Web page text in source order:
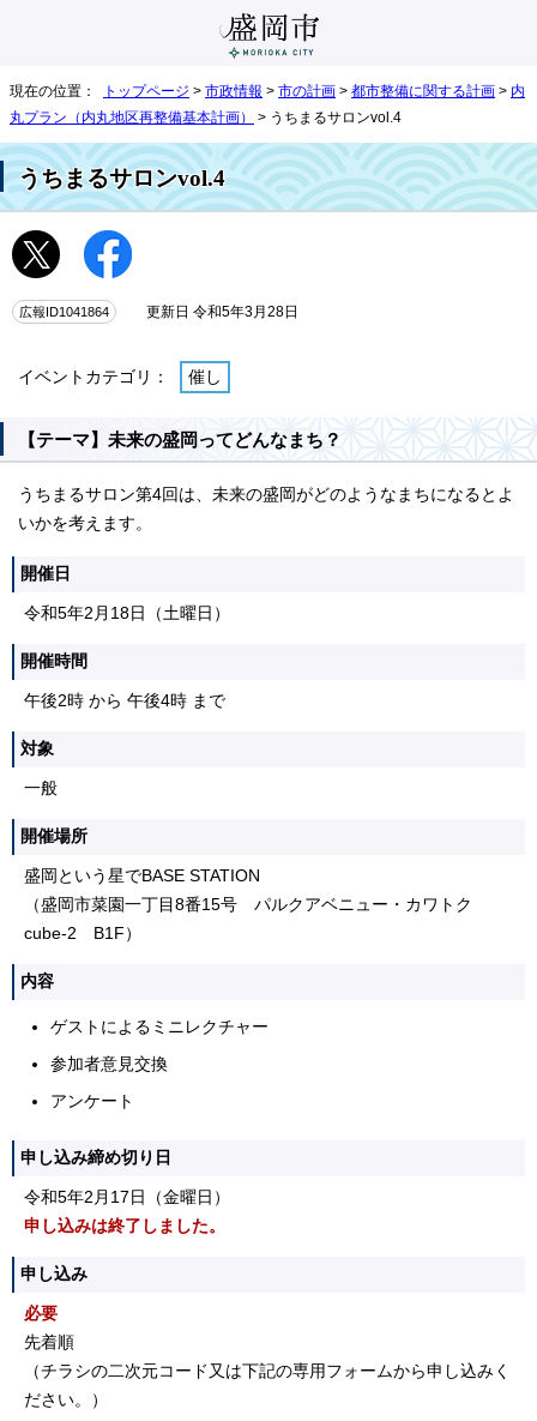
現在の位置： トップページ > 市政情報 > 市の計画 > 都市整備に関する計画 > 内
丸プラン（内丸地区再整備基本計画）
> うちまるサロンvol.4
うちまるサロンvol.4
広報ID1041864 更新日 令和5年3月28日
イベントカテゴリ： 催し
【テーマ】未来の盛岡ってどんなまち？
うちまるサロン第4回は、未来の盛岡がどのようなまちになるとよ
いかを考えます。
開催日
令和5年2月18日（土曜日）
開催時間
午後2時 から 午後4時 まで
対象
一般
開催場所
盛岡という星でBASE STATION
（盛岡市菜園一丁目8番15号 パルクアベニュー・カワトク
cube-2 B1F）
内容
ゲストによるミニレクチャー
参加者意見交換
アンケート
申し込み締め切り日
令和5年2月17日（金曜日）
申し込みは終了しました。
申し込み
必要
先着順
（チラシの二次元コード又は下記の専用フォームから申し込みく
ださい。）